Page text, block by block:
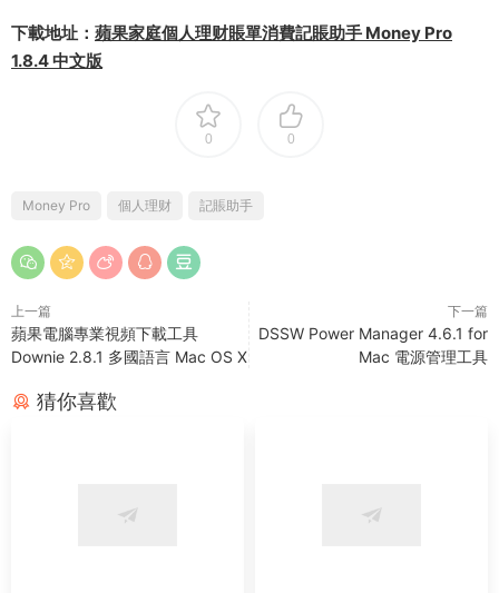
下載地址： 蘋果家庭個人理财賬單消費記賬助手 Money Pro
1.8.4 中文版
0 0
Money Pro 個人理财 記賬助手
上一篇
蘋果電腦專業視頻下載工具
Downie 2.8.1 多國語言 Mac OS X
下一篇
DSSW Power Manager 4.6.1 for
Mac 電源管理工具
猜你喜歡